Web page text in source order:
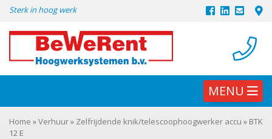
Skip
content
Sterk in hoog werk
MENU
Home »Verhuur» Zelfrijdende knik/telescoophoogwerker accu » BTK
12 E